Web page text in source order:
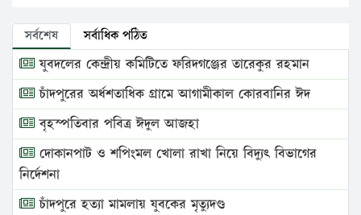
সর্বশেষ সর্বাধিক পঠিত
যুবদলের কেন্দ্রীয় কমিটিতে ফরিদগঞ্জের তারেকুর রহমান
চাঁদপুরের অর্ধশতাধিক গ্রামে আগামীকাল কোরবানির ঈদ
বৃহস্পতিবার পবিত্র ঈদুল আজহা
দোকানপাট ও শপিংমল খোলা রাখা নিয়ে বিদ্যুৎ বিভাগের
নির্দেশনা
চাঁদপুরে হত্যা মামলায় যুবকের মৃত্যুদণ্ড